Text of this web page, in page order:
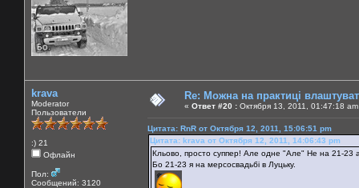
krava
Moderator
Пользователи
:) 21
Офлайн
Пол:
Сообщений: 3120
Re: Можна на практиці
« Ответ #20 : Октября 13, 2011, 01:47:18
Цитата: RnR от Октября 12, 2011, 15:06:51 pm
Цитата: krava от Октября 12, 2011, 14:06:43 pm
Кльово, просто суппер! Але одне "Але" Не на 21-23
Бо 21-23 я на мерсосвадьбі в Луцьку.